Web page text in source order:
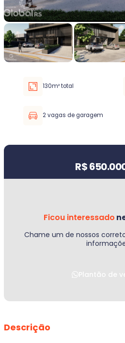
Faixa de valor
30.000,00
130m² total
2 vagas de garagem
R$
Ficou interessado
Chame um de nossos
Plantão de
Descrição